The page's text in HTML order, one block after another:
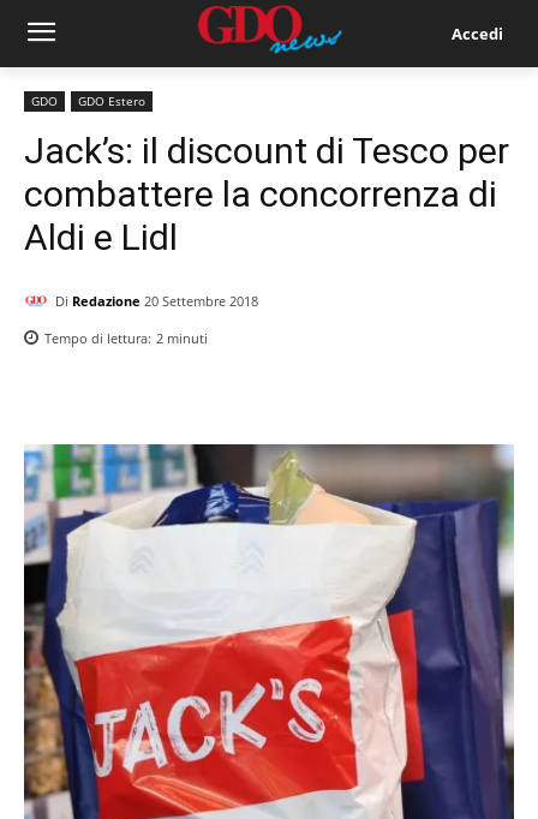
Accedi
GDO GDO Estero
Jack’s: il discount di Tesco per
combattere la concorrenza di
Aldi e Lidl
Di Redazione 20 Settembre 2018
Tempo di lettura: 2 minuti